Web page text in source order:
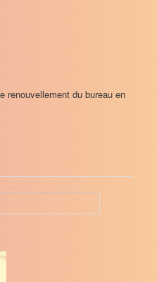
renouvellement du bureau en